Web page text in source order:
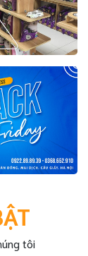
tôi